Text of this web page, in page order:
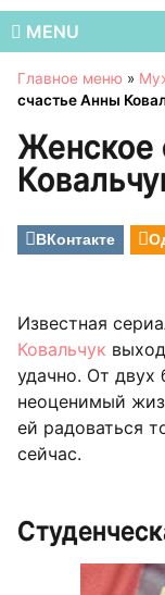
MENU
Главное меню »
счастье Анны
Женское
ВКонтакте
Известная
Ковальчук
удачно. От двух
неоценимый
ей радоваться
сейчас.